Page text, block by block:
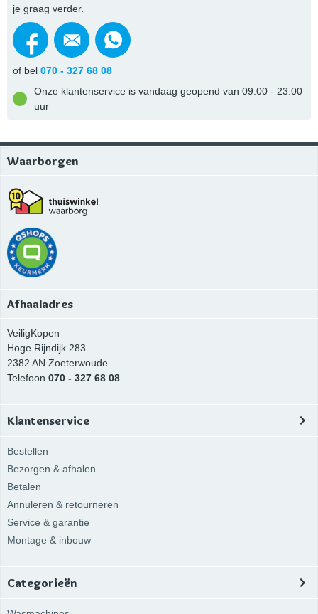
je graag verder.
of bel 070 - 327 68 08
Onze klantenservice is vandaag geopend van 09:00 - 23:00
uur
Waarborgen
Afhaaladres
VeiligKopen
Hoge Rijndijk 283
2382 AN Zoeterwoude
Telefoon 070 - 327 68 08
Klantenservice
Bestellen
Bezorgen & afhalen
Betalen
Annuleren & retourneren
Service & garantie
Montage & inbouw
Categorieën